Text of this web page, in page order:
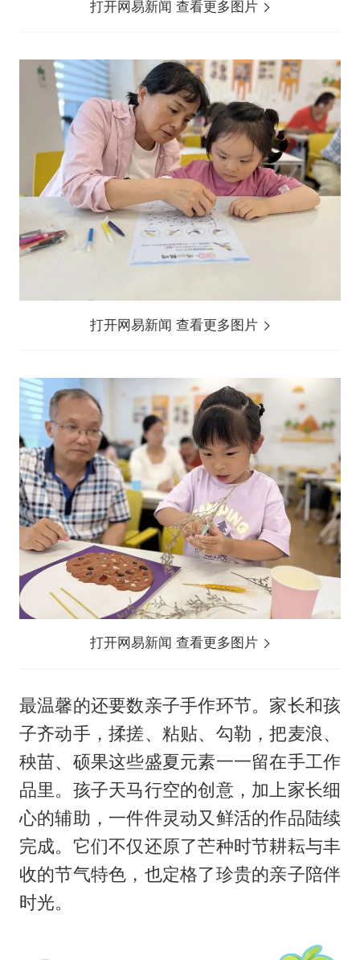
打开网易新闻 查看更多图片
打开网易新闻 查看更多图片
打开网易新闻 查看更多图片
最温馨的还要数亲子手作环节。家长和孩
子齐动手，揉搓、粘贴、勾勒，把麦浪、
秧苗、硕果这些盛夏元素一一留在手工作
品里。孩子天马行空的创意，加上家长细
心的辅助，一件件灵动又鲜活的作品陆续
完成。它们不仅还原了芒种时节耕耘与丰
收的节气特色，也定格了珍贵的亲子陪伴
时光。